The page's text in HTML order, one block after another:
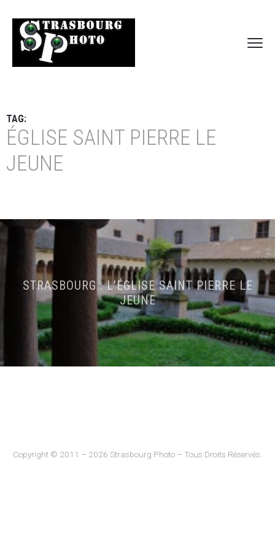
TAG:
ÉGLISE SAINT PIERRE LE
JEUNE
STRASBOURG : L’ÉGLISE SAINT PIERRE LE
JEUNE
Copyright © 2011 – 2026 Strasbourg Photo – Tous Droits Réservés.